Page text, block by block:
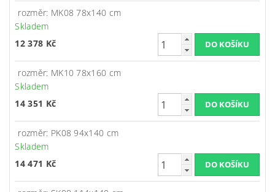
rozměr: MK08 78x140 cm
Skladem
12 378 Kč
rozměr: MK10 78x160 cm
Skladem
14 351 Kč
rozměr: PK08 94x140 cm
Skladem
14 471 Kč